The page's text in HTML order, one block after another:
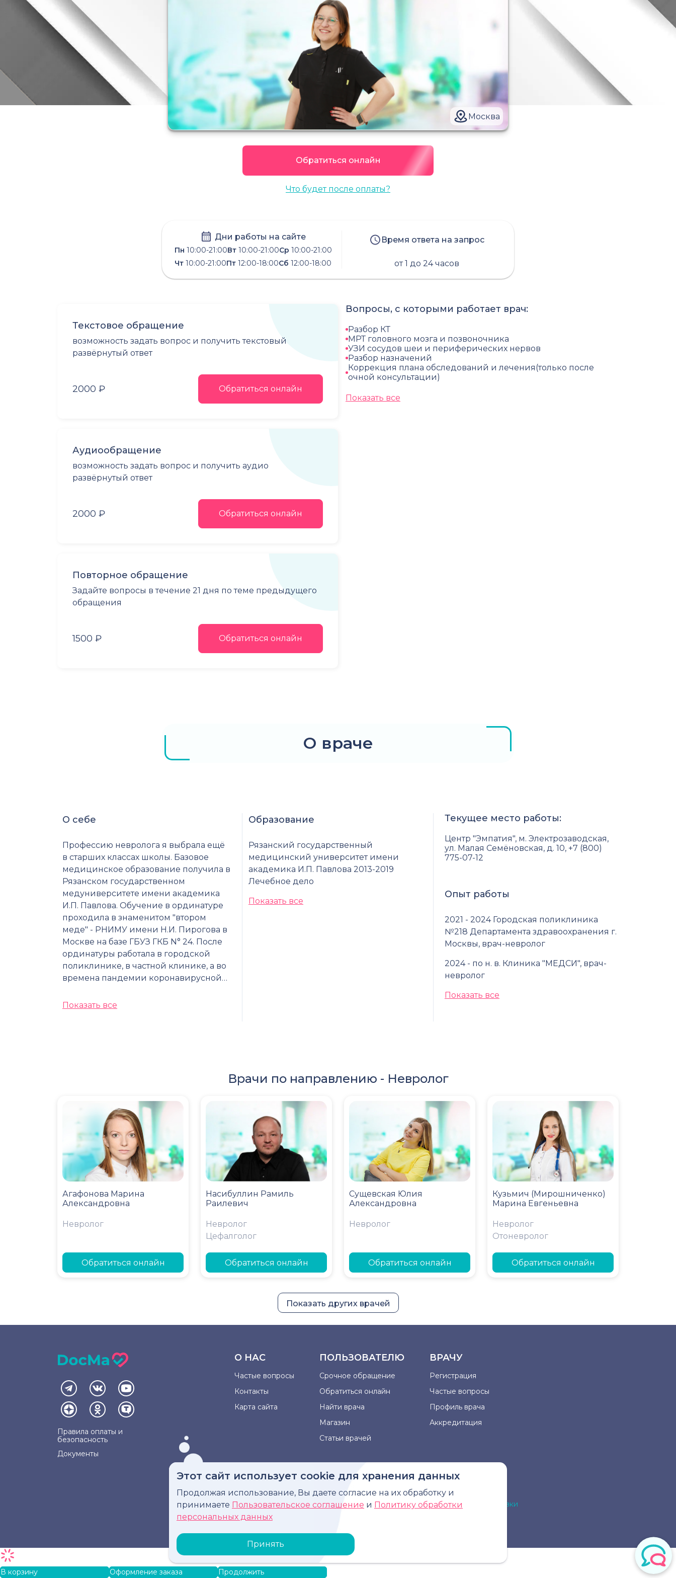
Москва
Обратиться онлайн
Что будет после оплаты?
Дни работы на сайте
Пн 10:00-21:00Вт10:00-21:00Ср 10:00-21:00
Чт 10:00-21:00Пт 12:00-18:00Сб 12:00-18:00
Время ответа на запрос
от 1 до 24 часов
Текстовое обращение
возможность задать вопрос и получить текстовый
развёрнутый ответ
2000 ₽ Обратиться онлайн
Аудиообращение
возможность задать вопрос и получить аудио
развёрнутый ответ
2000 ₽ Обратиться онлайн
Повторное обращение
Задайте вопросы в течение 21 дня по теме предыдущего
обращения
1500 ₽ Обратиться онлайн
Вопросы, с которыми работает врач:
Разбор КТ
МРТ головного мозга и позвоночника
УЗИ сосудов шеи и периферических нервов
Разбор назначений
Коррекция плана обследований и лечения(только после
очной консультации)
Показать все
О враче
О себе
Профессию невролога я выбрала ещё
в старших классах школы. Базовое
медицинское образование получила в
Рязанском государственном
медуниверситете имени академика
И.П. Павлова. Обучение в ординатуре
проходила в знаменитом "втором
меде" - РНИМУ имени Н.И. Пирогова в
Москве на базе ГБУЗ ГКБ N° 24. После
ординатуры работала в городской
поликлинике, в частной клинике, а во
времена пандемии коронавирусной…
Показать все
Образование
Рязанский государственный
медицинский университет имени
академика И.П. Павлова 2013-2019
Лечебное дело
Показать все
Текущее место работы:
Центр "Эмпатия", м. Электрозаводская,
ул. Малая Семёновская, д. 10, +7 (800)
775-07-12
Опыт работы
2021 - 2024 Городская поликлиника
№218 Департамента здравоохранения г.
Москвы, врач-невролог
2024 - по н. в. Клиника "МЕДСИ", врач-
невролог
Показать все
Врачи по направлению - Невролог
Агафонова Марина
Александровна
Невролог
Обратиться онлайн
Насибуллин Рамиль
Раилевич
Невролог
Цефалголог
Обратиться онлайн
Сущевская Юлия
Александровна
Невролог
Обратиться онлайн
Кузьмич (Мирошниченко)
Марина Евгеньевна
Невролог
Отоневролог
Обратиться онлайн
Показать других врачей
Этот сайт использует cookie для хранения данных
Продолжая использование, Вы даете согласие на их обработку и
принимаете Пользовательское соглашение и Политику обработки
персональных данных
Принять
Правила оплаты и
безопасность
Документы
О НАС
Частые вопросы
Контакты
Карта сайта
ПОЛЬЗОВАТЕЛЮ
Срочное обращение
Обратиться онлайн
Найти врача
Магазин
Статьи врачей
ВРАЧУ
Регистрация
Частые вопросы
Профиль врача
Аккредитация
Информация, представленная на сайте, не может быть использована для постановки
диагноза, назначения лечения и не заменяет прием врача.
В корзину Оформление заказа Продолжить